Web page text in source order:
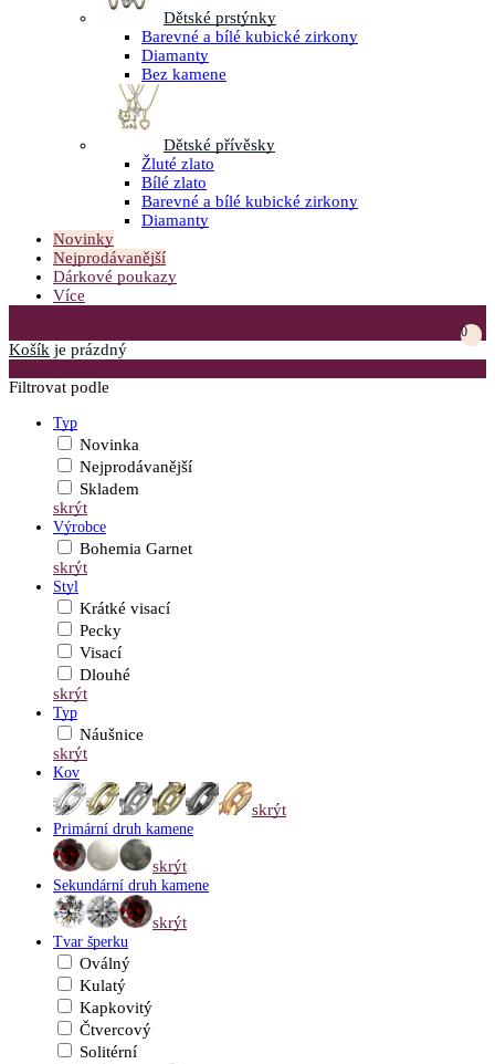
Dětské prstýnky
Barevné a bílé kubické zirkony
Diamanty
Bez kamene
Dětské přívěsky
Žluté zlato
Bílé zlato
Barevné a bílé kubické zirkony
Diamanty
Novinky
Nejprodávanější
Dárkové poukazy
Více
0
Košík je prázdný
Filtrovat podle
Typ
Novinka
Nejprodávanější
Skladem
skrýt
Výrobce
Bohemia Garnet
skrýt
Styl
Krátké visací
Pecky
Visací
Dlouhé
skrýt
Typ
Náušnice
skrýt
Kov
skrýt
Primární druh kamene
skrýt
Sekundární druh kamene
skrýt
Tvar šperku
Oválný
Kulatý
Kapkovitý
Čtvercový
Solitérní